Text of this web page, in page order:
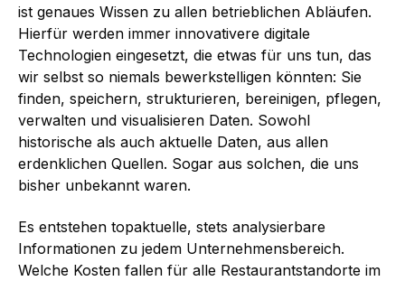
ist genaues Wissen zu allen betrieblichen Abläufen.
Hierfür werden immer innovativere digitale
Technologien eingesetzt, die etwas für uns tun, das
wir selbst so niemals bewerkstelligen könnten: Sie
finden, speichern, strukturieren, bereinigen, pflegen,
verwalten und visualisieren Daten. Sowohl
historische als auch aktuelle Daten, aus allen
erdenklichen Quellen. Sogar aus solchen, die uns
bisher unbekannt waren.
Es entstehen topaktuelle, stets analysierbare
Informationen zu jedem Unternehmensbereich.
Welche Kosten fallen für alle Restaurantstandorte im